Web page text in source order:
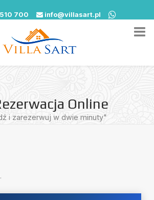
510 700 info@villasart.pl
Online
i zarezerwuj w dwie minuty"